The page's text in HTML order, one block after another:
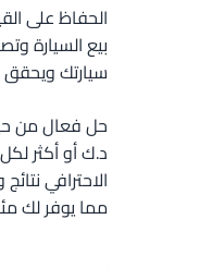
الحفاظ على
بيع السيارة
سيارتك ويحقق
د.ك أو أكثر
مما يوفر لك